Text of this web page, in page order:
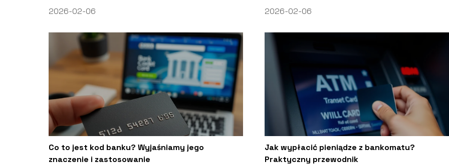
2026-02-06
2026-02-06
Co to jest kod banku? Wyjaśniamy jego
znaczenie i zastosowanie
Jak wypłacić pieniądze z bankomatu?
Praktyczny przewodnik